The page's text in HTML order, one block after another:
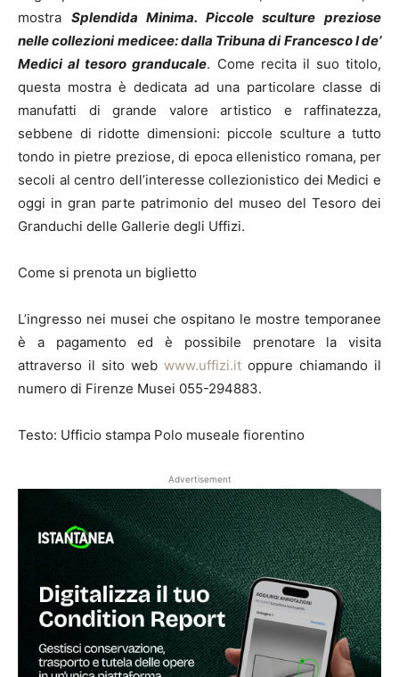
mostra Splendida Minima. Piccole sculture preziose
nelle collezioni medicee: dalla Tribuna di Francesco I de’
Medici al tesoro granducale. Come recita il suo titolo,
questa mostra è dedicata ad una particolare classe di
manufatti di grande valore artistico e raffinatezza,
sebbene di ridotte dimensioni: piccole sculture a tutto
tondo in pietre preziose, di epoca ellenistico romana, per
secoli al centro dell’interesse collezionistico dei Medici e
oggi in gran parte patrimonio del museo del Tesoro dei
Granduchi delle Gallerie degli Uffizi.
Come si prenota un biglietto
L’ingresso nei musei che ospitano le mostre temporanee
è a pagamento ed è possibile prenotare la visita
attraverso il sito web www.uffizi.it oppure chiamando il
numero di Firenze Musei 055-294883.
Testo: Ufficio stampa Polo museale fiorentino
Advertisement